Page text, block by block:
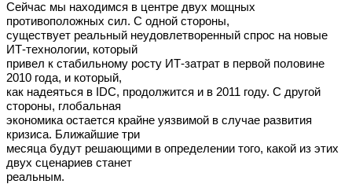
Сейчас мы находимся в центре двух мощных
противоположных сил. С одной стороны,
существует реальный неудовлетворенный спрос на новые
ИТ-технологии, который
привел к стабильному росту ИТ-затрат в первой половине
2010 года, и который,
как надеяться в IDC, продолжится и в 2011 году. С другой
стороны, глобальная
экономика остается крайне уязвимой в случае развития
кризиса. Ближайшие три
месяца будут решающими в определении того, какой из этих
двух сценариев станет
реальным.